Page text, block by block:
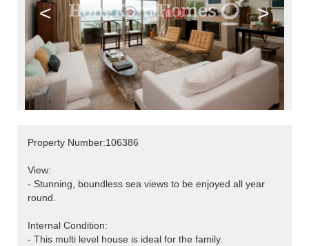
< >
Property Number:106386
View:
- Stunning, boundless sea views to be enjoyed all year
round.
Internal Condition:
- This multi level house is ideal for the family.